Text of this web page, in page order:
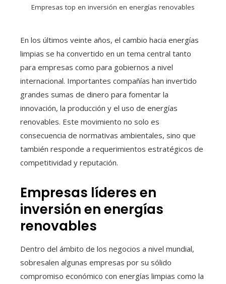
Empresas top en inversión en energías renovables
En los últimos veinte años, el cambio hacia energías
limpias se ha convertido en un tema central tanto
para empresas como para gobiernos a nivel
internacional. Importantes compañías han invertido
grandes sumas de dinero para fomentar la
innovación, la producción y el uso de energías
renovables. Este movimiento no solo es
consecuencia de normativas ambientales, sino que
también responde a requerimientos estratégicos de
competitividad y reputación.
Empresas líderes en
inversión en energías
renovables
Dentro del ámbito de los negocios a nivel mundial,
sobresalen algunas empresas por su sólido
compromiso económico con energías limpias como la